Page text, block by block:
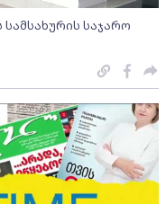
სამსახურის საჯარო